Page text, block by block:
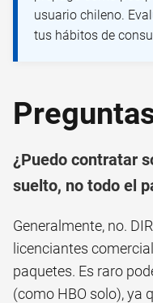
usuario chileno.
tus hábitos de
¿Puedo contratar
suelto, no todo el
Generalmente, no.
licenciantes
paquetes. Es raro
(como HBO solo), ya